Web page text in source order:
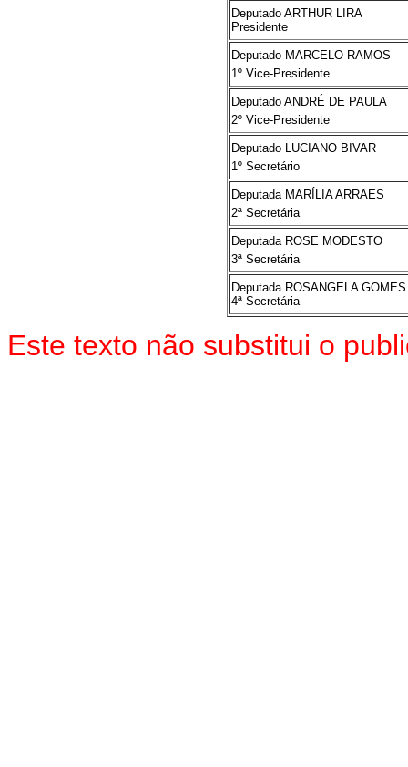
Deputado ARTHUR LIRA
Presidente
Deputado MARCELO RAMOS
1º Vice-Presidente
Deputado ANDRÉ DE PAULA
2º Vice-Presidente
Deputado LUCIANO BIVAR
1º Secretário
Deputada MARÍLIA ARRAES
2ª Secretária
Deputada ROSE MODESTO
3ª Secretária
Deputada ROSANGELA GOMES
4ª Secretária
Este texto não substitui o